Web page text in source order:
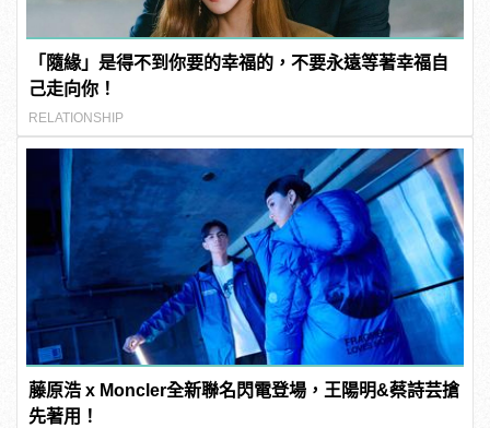
「隨緣」是得不到你要的幸福的，不要永遠等著幸福自
己走向你！
RELATIONSHIP
藤原浩 x Moncler全新聯名閃電登場，王陽明&蔡詩芸搶
先著用！